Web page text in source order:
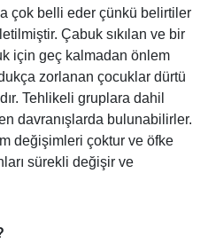
çok belli eder çünkü belirtiler
Çabuk sıkılan ve bir
için geç kalmadan önlem
zorlanan çocuklar dürtü
Tehlikeli gruplara dahil
davranışlarda bulunabilirler.
değişimleri çoktur ve öfke
sürekli değişir ve